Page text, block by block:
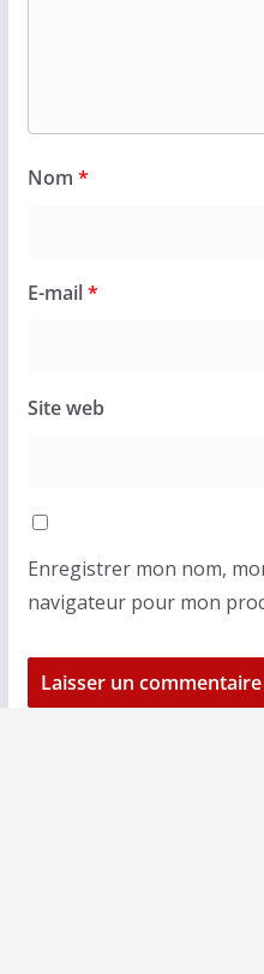
Nom *
E-mail*
Site web
Enregistrer mon nom,
navigateur pour mon